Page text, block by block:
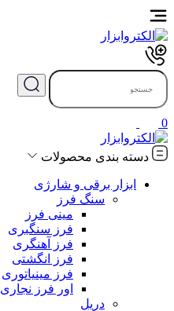
0
دسته بندی محصولات
ابزار برقی و شارژی
سنگ فرز
مینی فرز
فرز سنگبری
فرز آهنگری
فرز انگشتی
فرز مینیاتوری
اور فرز نجاری
دریل